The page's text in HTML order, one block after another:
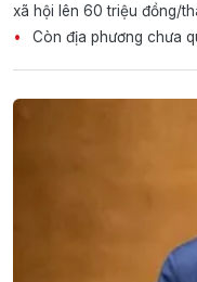
xã hội lên 60 triệu đồng/
Còn địa phương chưa